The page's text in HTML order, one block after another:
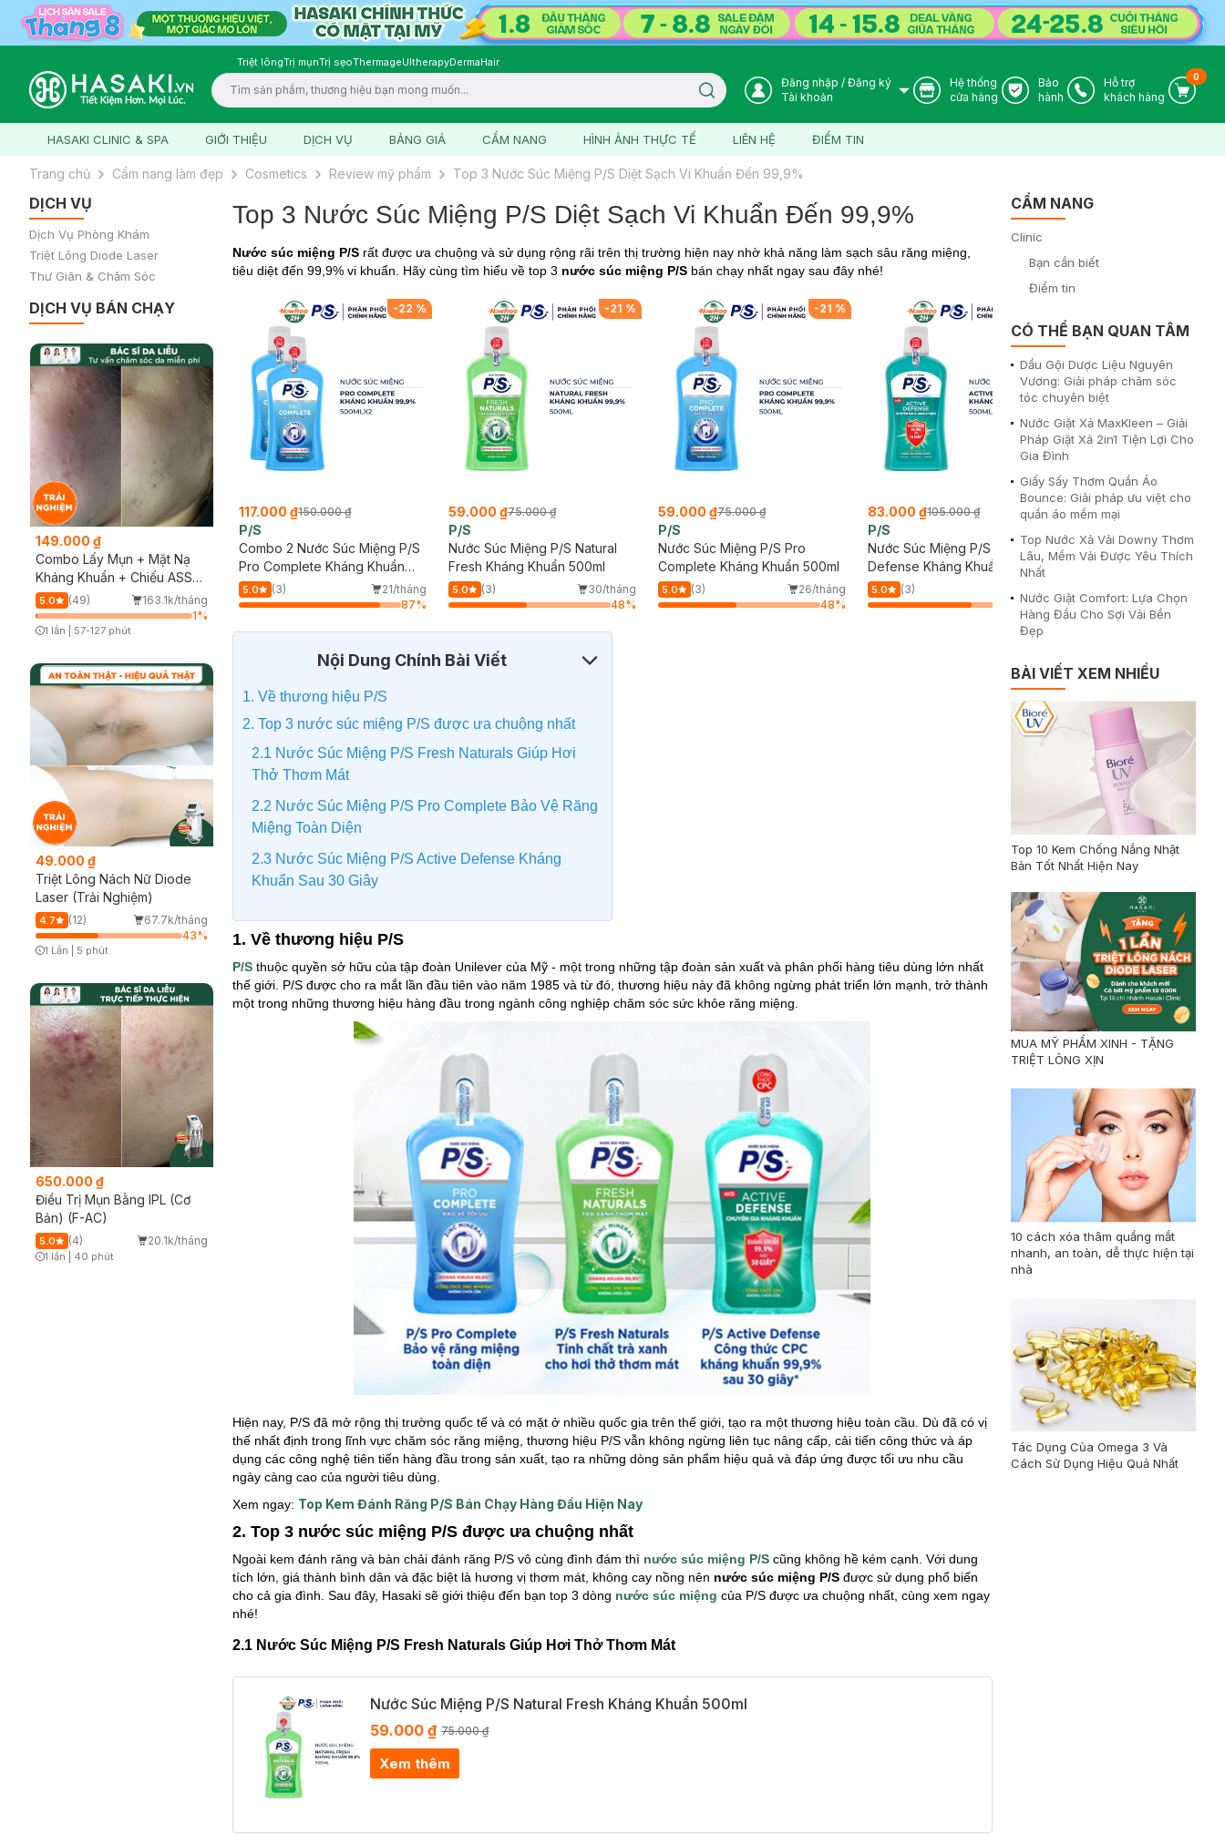
Triệt lôngTrị mụnTrị sẹoThermageUltherapyDermaHair
Logo
Search icon User Icon
Đăng nhập / Đăng ký
Tài khoản
Store Icon
Hệ thống
cửa hàng
Warranty Icon
Bảo
hành
Phone Icon
Hỗ trợ
khách hàng
Cart
0
HASAKI CLINIC & SPA GIỚI THIỆU DỊCH VỤ BẢNG GIÁ CẨM NANG HÌNH ẢNH THỰC TẾ LIÊN HỆ ĐIỂM TIN
Trang chủ Cẩm nang làm đẹp Cosmetics Review mỹ phẩm Top 3 Nước Súc Miệng P/S Diệt Sạch Vi Khuẩn Đến 99,9%
DỊCH VỤ
Dịch Vụ Phòng Khám
Triệt Lông Diode Laser
Thư Giãn & Chăm Sóc
DỊCH VỤ BÁN CHẠY
149.000 ₫
Combo Lấy Mụn + Mặt Nạ
Kháng Khuẩn + Chiếu ASSH
(Trải nghiệm)
5.0 (49)
163.1k/tháng
1%
1 lần 57-127 phút
49.000 ₫
Triệt Lông Nách Nữ Diode
Laser (Trải Nghiệm)
4.7 (12)
67.7k/tháng
43%
1 Lần 5 phút
650.000 ₫
Điều Trị Mụn Bằng IPL (Cơ
Bản) (F-AC)
5.0 (4) 20.1k/tháng
Timer Gray Icon
1 lần 40 phút
Top 3 Nước Súc Miệng P/S Diệt Sạch Vi Khuẩn Đến 99,9%
Nước súc miệng P/S rất được ưa chuộng và sử dụng rộng rãi trên thị trường hiện nay nhờ khả năng làm sạch sâu răng miệng,
tiêu diệt đến 99,9% vi khuẩn. Hãy cùng tìm hiểu về top 3 nước súc miệng P/S bán chạy nhất ngay sau đây nhé!
-22 %
117.000 ₫150.000 ₫
P/S
Combo 2 Nước Súc Miệng P/S
Pro Complete Kháng Khuẩn
500ml
5.0 (3)
21/tháng
87%
-21 %
59.000 ₫75.000 ₫
P/S
Nước Súc Miệng P/S Natural
Fresh Kháng Khuẩn 500ml
5.0 (3)
30/tháng
48%
-21 %
59.000 ₫75.000 ₫
P/S
Nước Súc Miệng P/S Pro
Complete Kháng Khuẩn 500ml
5.0 (3)
26/tháng
48%
83.000 ₫105.000 ₫
P/S
Nước Súc Miệng P/S Active
Defense Kháng Khuẩn 500ml
5.0 (3)
64%
Nội Dung Chính Bài Viết
1. Về thương hiệu P/S
2. Top 3 nước súc miệng P/S được ưa chuộng nhất
2.1 Nước Súc Miệng P/S Fresh Naturals Giúp Hơi
Thở Thơm Mát
2.2 Nước Súc Miệng P/S Pro Complete Bảo Vệ Răng
Miệng Toàn Diện
2.3 Nước Súc Miệng P/S Active Defense Kháng
Khuẩn Sau 30 Giây
1. Về thương hiệu P/S
P/S thuộc quyền sở hữu của tập đoàn Unilever của Mỹ - một trong những tập đoàn sản xuất và phân phối hàng tiêu dùng lớn nhất
thế giới. P/S được cho ra mắt lần đầu tiên vào năm 1985 và từ đó, thương hiệu này đã không ngừng phát triển lớn mạnh, trở thành
một trong những thương hiệu hàng đầu trong ngành công nghiệp chăm sóc sức khỏe răng miệng.
Hiện nay, P/S đã mở rộng thị trường quốc tế và có mặt ở nhiều quốc gia trên thế giới, tạo ra một thương hiệu toàn cầu. Dù đã có vị
thế nhất định trong lĩnh vực chăm sóc răng miệng, thương hiệu P/S vẫn không ngừng liên tục nâng cấp, cải tiến công thức và áp
dụng các công nghệ tiên tiến hàng đầu trong sản xuất, tạo ra những dòng sản phẩm hiệu quả và đáp ứng được tối ưu nhu cầu
ngày càng cao của người tiêu dùng.
Xem ngay: Top Kem Đánh Răng P/S Bán Chạy Hàng Đầu Hiện Nay
2. Top 3 nước súc miệng P/S được ưa chuộng nhất
Ngoài kem đánh răng và bàn chải đánh răng P/S vô cùng đình đám thì nước súc miệng P/S cũng không hề kém cạnh. Với dung
tích lớn, giá thành bình dân và đặc biệt là hương vị thơm mát, không cay nồng nên nước súc miệng P/S được sử dụng phổ biến
cho cả gia đình. Sau đây, Hasaki sẽ giới thiệu đến bạn top 3 dòng nước súc miệng của P/S được ưa chuộng nhất, cùng xem ngay
nhé!
2.1 Nước Súc Miệng P/S Fresh Naturals Giúp Hơi Thở Thơm Mát
Nước Súc Miệng P/S Natural Fresh Kháng Khuẩn 500ml
59.000 ₫ 75.000 ₫
Xem thêm
CẨM NANG
Clinic
Bạn cần biết
Điểm tin
CÓ THỂ BẠN QUAN TÂM
Dầu Gội Dược Liệu Nguyên
Vương: Giải pháp chăm sóc
tóc chuyên biệt
Nước Giặt Xả MaxKleen – Giải
Pháp Giặt Xả 2in1 Tiện Lợi Cho
Gia Đình
Giấy Sấy Thơm Quần Áo
Bounce: Giải pháp ưu việt cho
quần áo mềm mại
Top Nước Xả Vải Downy Thơm
Lâu, Mềm Vải Được Yêu Thích
Nhất
Nước Giặt Comfort: Lựa Chọn
Hàng Đầu Cho Sợi Vải Bền
Đẹp
BÀI VIẾT XEM NHIỀU
Top 10 Kem Chống Nắng Nhật
Bản Tốt Nhất Hiện Nay
MUA MỸ PHẨM XINH - TẶNG
TRIỆT LÔNG XỊN
10 cách xóa thâm quầng mắt
nhanh, an toàn, dễ thực hiện tại
nhà
Tác Dụng Của Omega 3 Và
Cách Sử Dụng Hiệu Quả Nhất